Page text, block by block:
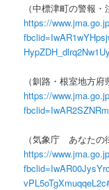
（中標津町の警報
https://
（釧路・根室地方府
https://
（気象庁 あなたの
https://